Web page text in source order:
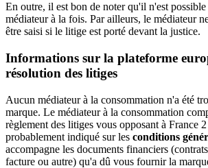
En outre, il est bon de noter qu'il n'est
médiateur à la fois. Par ailleurs, le médiateur
être saisi si le litige est porté devant la justice.
Informations sur la plateforme
résolution des litiges
Aucun médiateur à la consommation n'a été
marque. Le médiateur à la consommation
règlement des litiges vous opposant à France
probablement indiqué sur les conditions
accompagne les documents financiers
facture ou autre) qu'a dû vous fournir la